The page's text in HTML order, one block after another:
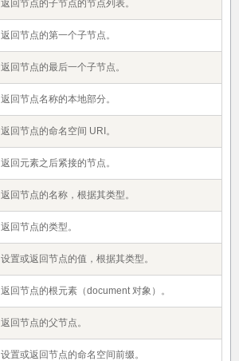
返回节点的子节点的节点列表。
返回节点的第一个子节点。
返回节点的最后一个子节点。
返回节点名称的本地部分。
返回节点的命名空间 URI。
返回元素之后紧接的节点。
返回节点的名称，根据其类型。
返回节点的类型。
设置或返回节点的值，根据其类型。
返回节点的根元素（document 对象）。
返回节点的父节点。
设置或返回节点的命名空间前缀。